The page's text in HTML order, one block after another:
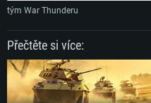
tým War Thunderu
Přečtěte si více: